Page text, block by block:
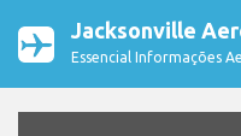
Jacksonville
Essencial Informações